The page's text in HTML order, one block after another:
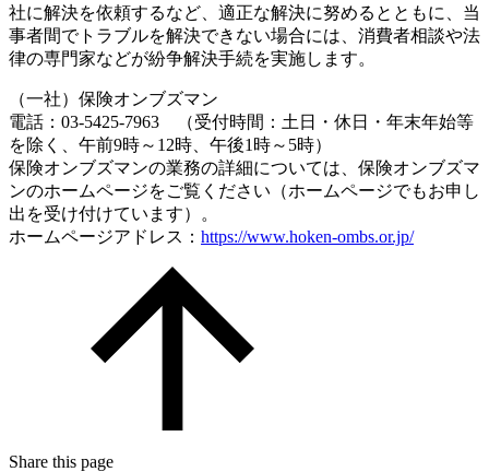
社に解決を依頼するなど、適正な解決に努めるとともに、当
事者間でトラブルを解決できない場合には、消費者相談や法
律の専門家などが紛争解決手続を実施します。
（一社）保険オンブズマン
電話：03-5425-7963 （受付時間：土日・休日・年末年始等
を除く、午前9時～12時、午後1時～5時）
保険オンブズマンの業務の詳細については、保険オンブズマ
ンのホームページをご覧ください（ホームページでもお申し
出を受け付けています）。
ホームページアドレス： https://www.hoken-ombs.or.jp/
Share this page